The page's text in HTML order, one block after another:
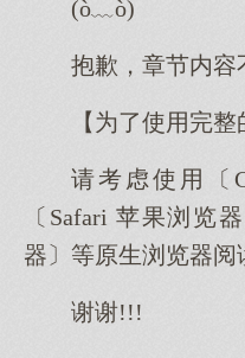
(ò﹏ò)
抱歉，章节内容
【为了使用完整
请考虑使用〔
〔Safari 苹果浏览
器〕等原生浏览器阅
谢谢!!!